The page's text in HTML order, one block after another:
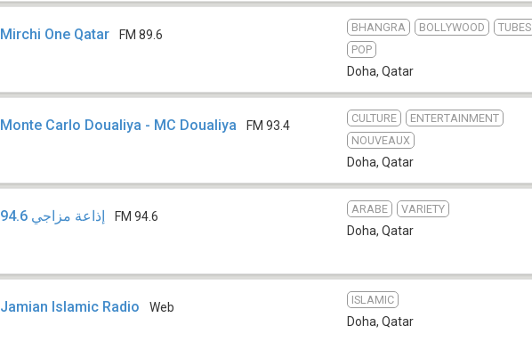
Mirchi One Qatar FM 89.6
BHANGRA BOLLYWOOD
TUBES
POP
Doha, Qatar
Monte Carlo Doualiya - MC Doualiya FM 93.4
CULTURE
ENTERTAINMENT
NOUVEAUX
Doha, Qatar
إذاعة مزاجي 94.6 FM 94.6
ARABE VARIETY
Doha, Qatar
Jamian Islamic Radio Web
ISLAMIC
Doha, Qatar